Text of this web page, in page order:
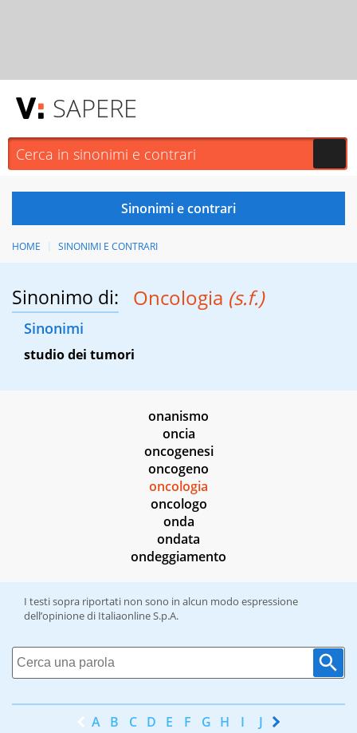
SAPERE
HOME SINONIMI E CONTRARI
Sinonimo di: Oncologia (s.f.)
Sinonimi
studio dei tumori
onanismo
oncia
oncogenesi
oncogeno
oncologia
oncologo
onda
ondata
ondeggiamento
I testi sopra riportati non sono in alcun modo espressione
dell’opinione di Italiaonline S.p.A.
A B C D E F G H I J K